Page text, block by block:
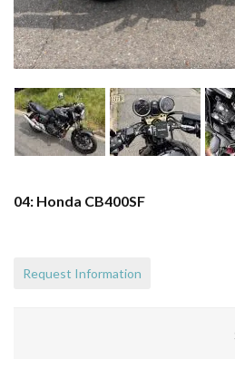
04: Honda CB400SF
Request Information